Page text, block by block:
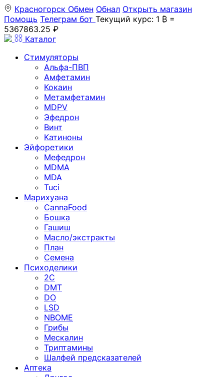
Красногорск Обмен Обнал Открыть магазин
Помощь Телеграм бот Текущий курс: 1 ₿ =
5367863.25 ₽
Каталог
Стимуляторы
Альфа-ПВП
Амфетамин
Кокаин
Метамфетамин
MDPV
Эфедрон
Винт
Катиноны
Эйфоретики
Мефедрон
MDMA
MDA
Tuci
Марихуана
CannaFood
Бошка
Гашиш
Масло/экстракты
План
Семена
Психоделики
2C
DMT
DO
LSD
NBOME
Грибы
Мескалин
Триптамины
Шалфей предсказателей
Аптека